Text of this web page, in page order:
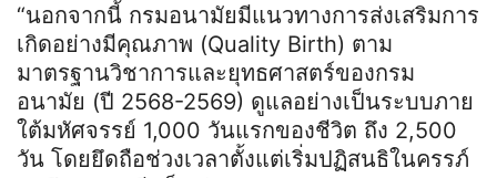
“นอกจากนี้ กรมอนามัยมีแนวทางการส่งเสริมการ
เกิดอย่างมีคุณภาพ (Quality Birth) ตาม
มาตรฐานวิชาการและยุทธศาสตร์ของกรม
อนามัย (ปี 2568-2569) ดูแลอย่างเป็นระบบภาย
ใต้มหัศจรรย์ 1,000 วันแรกของชีวิต ถึง 2,500
วัน โดยยึดถือช่วงเวลาตั้งแต่เริ่มปฏิสนธิในครรภ์